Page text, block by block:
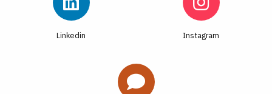
Linkedin Instagram